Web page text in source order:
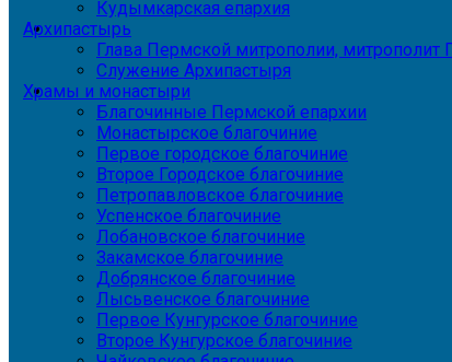
Кудымкарская епархия
Архипастырь
Глава Пермской митрополии, митрополит
Служение Архипастыря
Храмы и монастыри
Благочинные Пермской епархии
Монастырское благочиние
Первое городское благочиние
Второе Городское благочиние
Петропавловское благочиние
Успенское благочиние
Лобановское благочиние
Закамское благочиние
Добрянское благочиние
Лысьвенское благочиние
Первое Кунгурское благочиние
Второе Кунгурское благочиние